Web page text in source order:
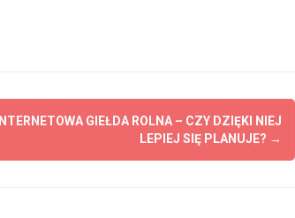
INTERNETOWA GIEŁDA ROLNA – CZY DZIĘKI NIEJ
LEPIEJ SIĘ PLANUJE? →